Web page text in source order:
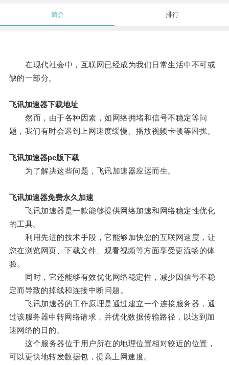
简介 排行
在现代社会中，互联网已经成为我们日常生活中不可或
缺的一部分。
飞讯加速器下载地址
然而，由于各种因素，如网络拥堵和信号不稳定等问
题，我们有时会遇到上网速度缓慢、播放视频卡顿等困扰。
飞讯加速器pc版下载
为了解决这些问题，飞讯加速器应运而生。
飞讯加速器免费永久加速
飞讯加速器是一款能够提供网络加速和网络稳定性优化
的工具。
利用先进的技术手段，它能够加快您的互联网速度，让
您在浏览网页、下载文件、观看视频等方面享受更流畅的体
验。
同时，它还能够有效优化网络稳定性，减少因信号不稳
定而导致的掉线和连接中断问题。
飞讯加速器的工作原理是通过建立一个连接服务器，通
过该服务器中转网络请求，并优化数据传输路径，以达到加
速网络的目的。
这个服务器位于用户所在的地理位置相对较近的位置，
可以更快地转发数据包，提高上网速度。